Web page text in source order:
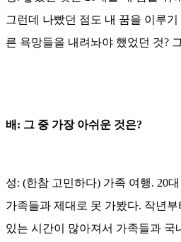
그런데 나빴던 점도 내 꿈을 이루
른 욕망들을 내려놔야 했었던 것?
배: 그 중 가장 아쉬운 것은?
성: (한참 고민하다) 가족 여행. 20
가족들과 제대로 못 가봤다. 작년부
있는 시간이 많아져서 가족들과 국